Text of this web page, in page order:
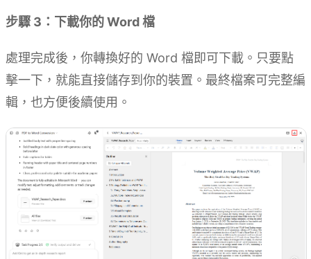
步驟 3：下載你的 Word 檔
處理完成後，你轉換好的 Word 檔即可下載。只要點
擊一下，就能直接儲存到你的裝置。最終檔案可完整編
輯，也方便後續使用。